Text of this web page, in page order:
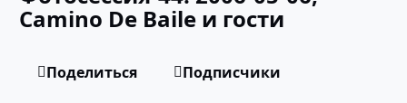
Camino De Baile и гости
Поделиться Подписчики